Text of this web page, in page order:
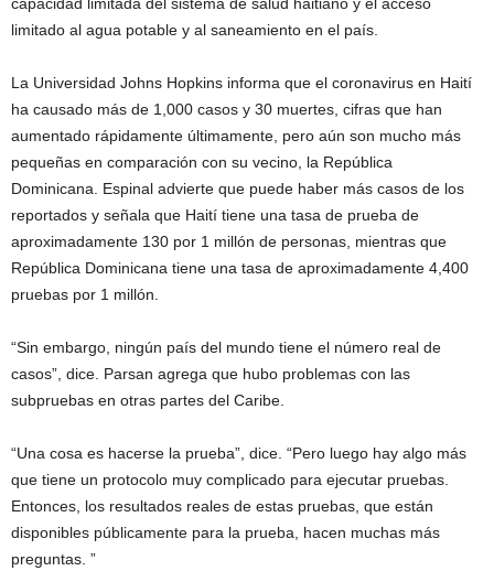
limitado al agua potable y al saneamiento en el país.
La Universidad Johns Hopkins informa que el coronavirus en Haití
ha causado más de 1,000 casos y 30 muertes, cifras que han
aumentado rápidamente últimamente, pero aún son mucho más
pequeñas en comparación con su vecino, la República
Dominicana. Espinal advierte que puede haber más casos de los
reportados y señala que Haití tiene una tasa de prueba de
aproximadamente 130 por 1 millón de personas, mientras que
República Dominicana tiene una tasa de aproximadamente 4,400
pruebas por 1 millón.
“Sin embargo, ningún país del mundo tiene el número real de
casos”, dice. Parsan agrega que hubo problemas con las
subpruebas en otras partes del Caribe.
“Una cosa es hacerse la prueba”, dice. “Pero luego hay algo más
que tiene un protocolo muy complicado para ejecutar pruebas.
Entonces, los resultados reales de estas pruebas, que están
disponibles públicamente para la prueba, hacen muchas más
preguntas. ”